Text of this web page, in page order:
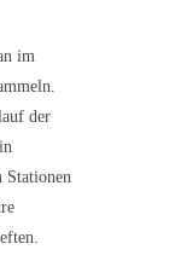
im
der
Stationen